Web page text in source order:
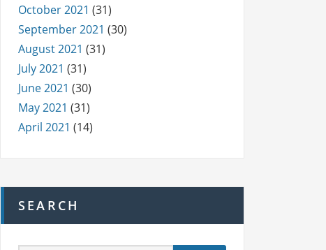
October 2021 (31)
September 2021 (30)
August 2021 (31)
July 2021 (31)
June 2021 (30)
May 2021 (31)
April 2021 (14)
SEARCH